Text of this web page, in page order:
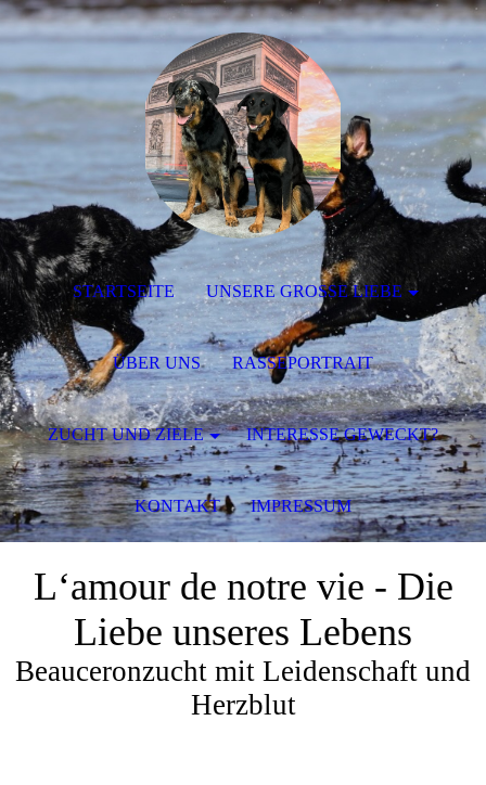
L‘amour de notre vie - Die
Liebe unseres Lebens
Beauceronzucht mit Leidenschaft und
Herzblut
STARTSEITE UNSERE GROSSE LIEBE
ÜBER UNS RASSEPORTRAIT
ZUCHT UND ZIELE INTERESSE GEWECKT?
KONTAKT IMPRESSUM